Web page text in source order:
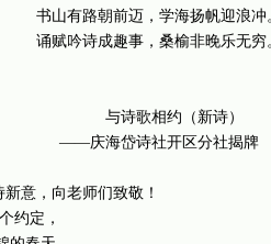
书山有路朝前迈，学海扬帆迎浪冲
诵赋吟诗成趣事，桑榆非晚乐无穷
与诗歌相约（新诗）
——庆海岱诗社开区分社揭牌
向老师们致敬！
定，